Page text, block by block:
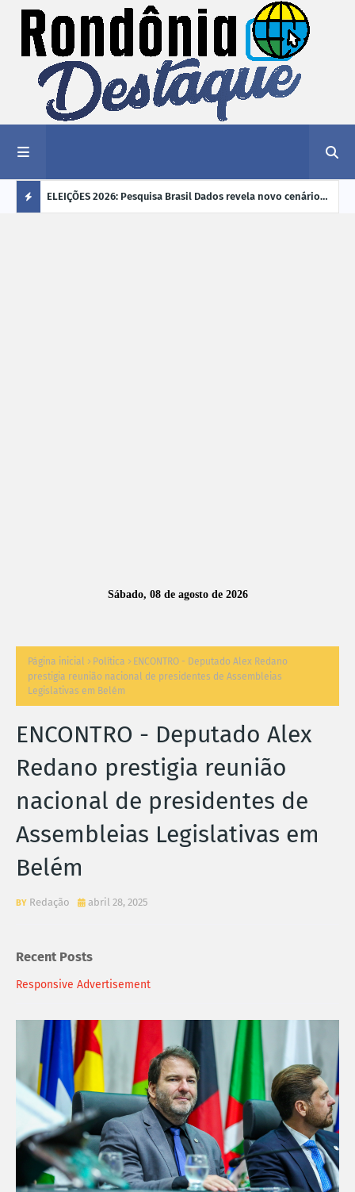
a mais ELEIÇÕES 2026: Pesquisa Brasil Dados revela novo cenário
Sábado, 08 de agosto de 2026
Página inicial Política
ENCONTRO - Deputado Alex Redano
prestigia reunião nacional de presidentes de Assembleias
Legislativas em Belém
ENCONTRO - Deputado Alex
Redano prestigia reunião
nacional de presidentes de
Assembleias Legislativas em
Belém
Redação abril 28, 2025
Recent Posts
Responsive Advertisement